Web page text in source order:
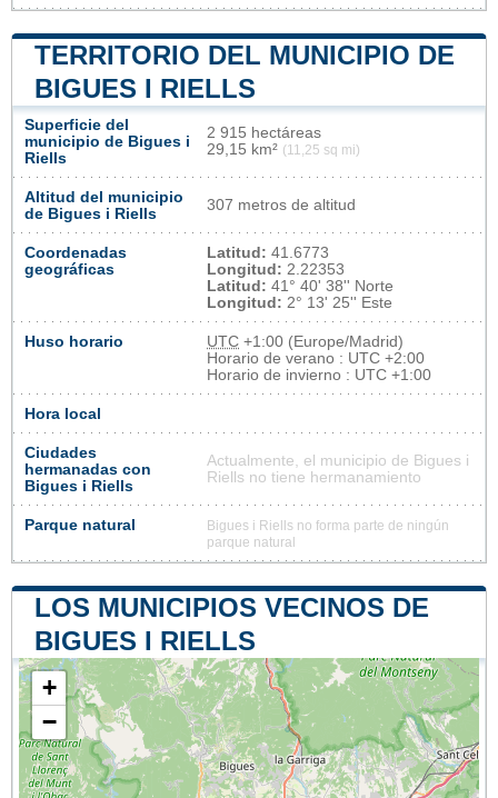
TERRITORIO DEL MUNICIPIO DE
BIGUES I RIELLS
Superficie del
municipio de Bigues i
Riells
2 915 hectáreas
29,15 km² (11,25 sq mi)
Altitud del municipio
de Bigues i Riells
307 metros de altitud
Coordenadas
geográficas
Latitud: 41.6773
Longitud: 2.22353
Latitud: 41° 40' 38'' Norte
Longitud: 2° 13' 25'' Este
Huso horario UTC +1:00 (Europe/Madrid)
Horario de verano : UTC +2:00
Horario de invierno : UTC +1:00
Hora local
Ciudades
hermanadas con
Bigues i Riells
Actualmente, el municipio de Bigues i
Riells no tiene hermanamiento
Parque natural
Bigues i Riells no forma parte de ningún
parque natural
LOS MUNICIPIOS VECINOS DE
BIGUES I RIELLS
+
−